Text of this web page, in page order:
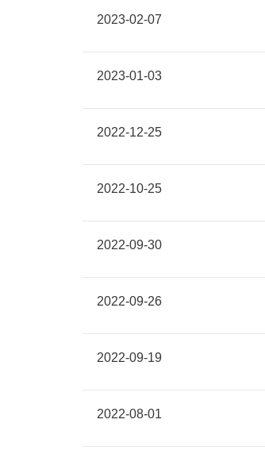
2023-02-07
2023-01-03
2022-12-25
2022-10-25
2022-09-30
2022-09-26
2022-09-19
2022-08-01